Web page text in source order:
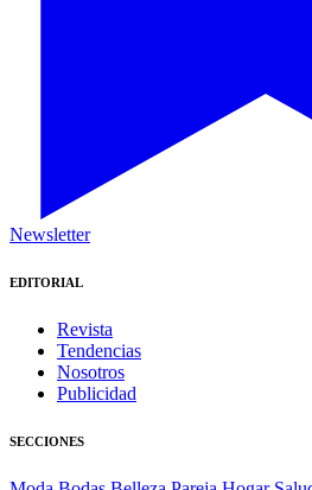
Newsletter
EDITORIAL
Revista
Tendencias
Nosotros
Publicidad
SECCIONES